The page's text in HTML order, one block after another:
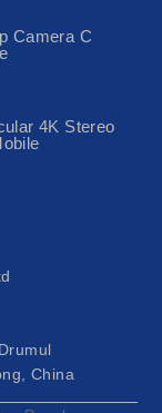
Camera C
4K Stereo
China